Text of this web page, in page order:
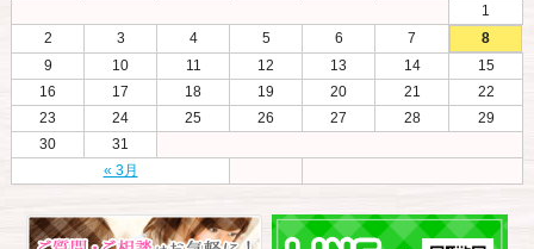
« 3月
1
2
3 4 5 6 7
8
9
10 11 12 13 14
15
16
17 18 19 20 21
22
23
24 25 26 27 28
29
30
31